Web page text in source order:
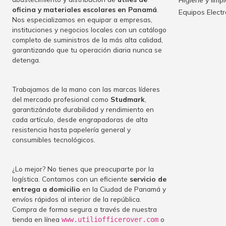
oficina y materiales escolares en Panamá
Nos especializamos en equipar a empresas,
instituciones y negocios locales con un catálogo
completo de suministros de la más alta calidad,
garantizando que tu operación diaria nunca se
detenga.
Trabajamos de la mano con las marcas líderes
del mercado profesional como Studmark
garantizándote durabilidad y rendimiento en
cada artículo, desde engrapadoras de alta
resistencia hasta papelería general y
consumibles tecnológicos.
¿Lo mejor? No tienes que preocuparte por la
logística. Contamos con un eficiente servicio de
entrega a domicilio en la Ciudad de Panamá y
envíos rápidos al interior de la república.
Compra de forma segura a través de nuestra
tienda en línea www.utiliofficerover.com o
Equipos